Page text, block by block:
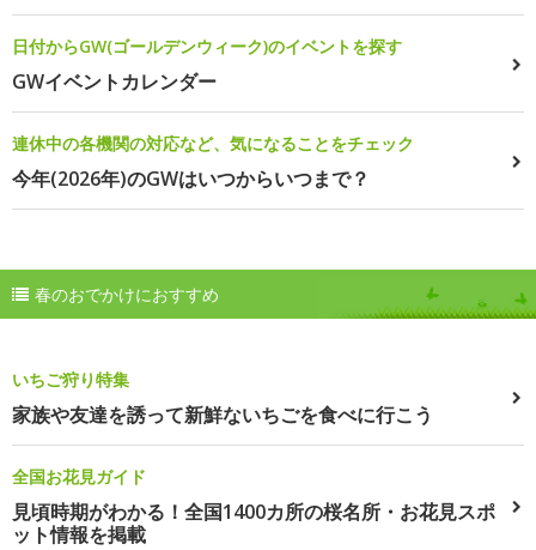
日付からGW(ゴールデンウィーク)のイベントを探す
GWイベントカレンダー
連休中の各機関の対応など、気になることをチェック
今年(2026年)のGWはいつからいつまで？
春のおでかけにおすすめ
いちご狩り特集
家族や友達を誘って新鮮ないちごを食べに行こう
全国お花見ガイド
見頃時期がわかる！全国1400カ所の桜名所・お花見スポ
ット情報を掲載